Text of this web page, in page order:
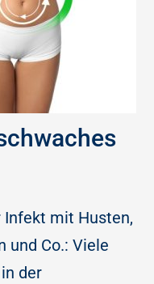
Infekt mit Husten,
und Co.: Viele
der